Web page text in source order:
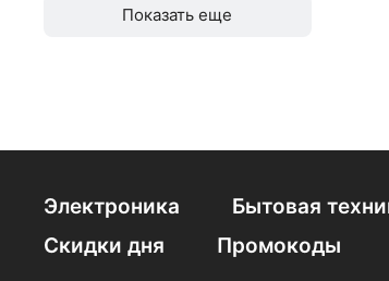
до
Показать еще
Электроника Бытовая
Скидки дня
Промокоды